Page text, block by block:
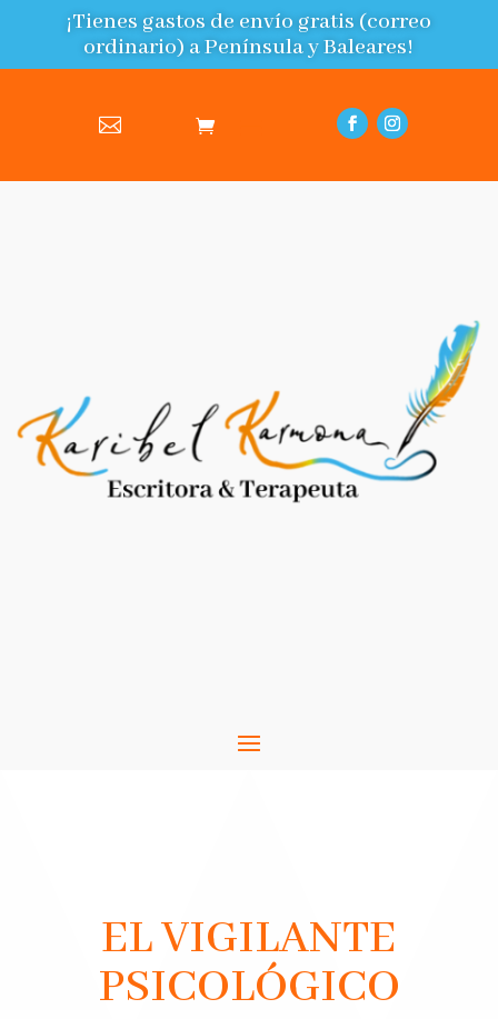
¡Tienes gastos de envío gratis (correo
ordinario) a Península y Baleares!

EL VIGILANTE
PSICOLÓGICO